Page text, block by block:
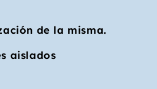
de la misma.
aislados